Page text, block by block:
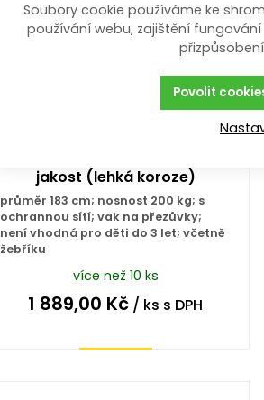
jakost (lehká koroze)
průměr 183 cm; nosnost 200 kg; s
ochrannou sítí; vak na přezůvky;
není vhodná pro děti do 3 let; včetně
žebříku
více než 10 ks
1 889,00 Kč / ks s DPH
Soubory cookie používáme ke
používání webu, zajištění
Povolit